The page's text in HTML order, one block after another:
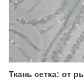
Ткань сетка: от